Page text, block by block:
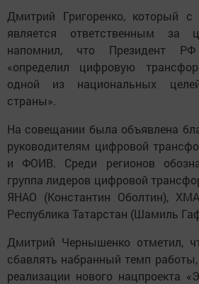
Дмитрий Григоренко, который
является ответственным за
напомнил, что Президент
«определил цифровую
одной из национальных
страны».
На совещании была объявлена
руководителям цифровой
и ФОИВ. Среди регионов
группа лидеров цифровой
ЯНАО (Константин Оболтин),
Республика Татарстан (Шамиль
Дмитрий Чернышенко отметил,
сбавлять набранный темп
реализации нового нацпроекта